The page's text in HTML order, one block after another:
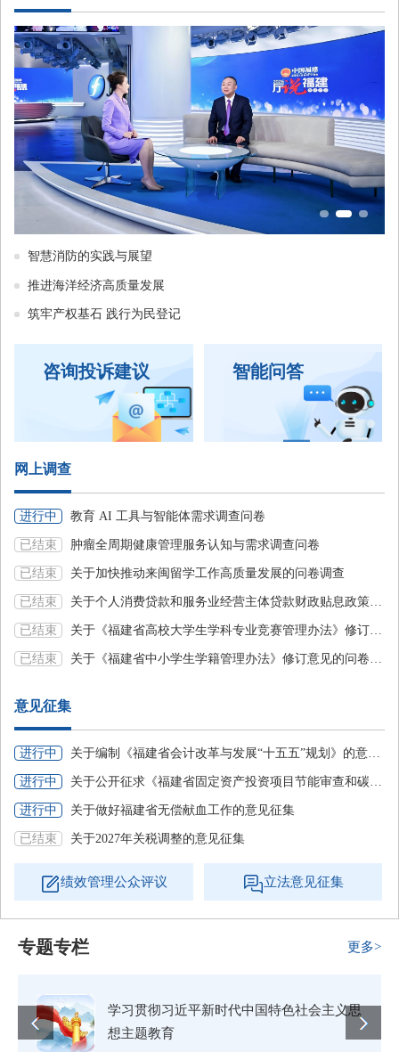
智慧消防的实践与展望
推进海洋经济高质量发展
筑牢产权基石 践行为民登记
咨询投诉建议 智能问答
网上调查
进行中 教育 AI 工具与智能体需求调查问卷
已结束 肿瘤全周期健康管理服务认知与需求调查问卷
已结束 关于加快推动来闽留学工作高质量发展的问卷调查
已结束 关于个人消费贷款和服务业经营主体贷款财政贴息政策的网上调查
已结束 关于《福建省高校大学生学科专业竞赛管理办法》修订意见的问卷调查
已结束 关于《福建省中小学生学籍管理办法》修订意见的问卷调查
已结束 福建省工业和信息化厅关于适老化产品需求与使用情况的调查问卷
已结束 集思广益 省数据管理局@您为福建省“十五五”数字福建规划建言献策
已结束 关于如何用好财政政策带动消费的网上调查
意见征集
进行中 关于编制《福建省会计改革与发展“十五五”规划》的意见征集
进行中 关于公开征求《福建省固定资产投资项目节能审查和碳排放评价实施办法》（征求意见稿）意见建议的公告​
进行中 关于做好福建省无偿献血工作的意见征集
已结束 关于2027年关税调整的意见征集
绩效管理公众评议 立法意见征集
更多>
专题专栏
学习贯彻习近平新时代中国特色社会主义思
想主题教育